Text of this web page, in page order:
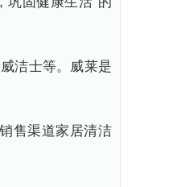
洁士等。威莱是
售渠道家居清洁